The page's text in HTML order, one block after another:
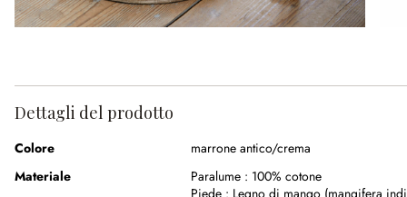
Dettagli del prodotto
Colore
marrone antico/crema
Materiale
Paralume : 100% cotone
Piede : Legno di mango (mangifera